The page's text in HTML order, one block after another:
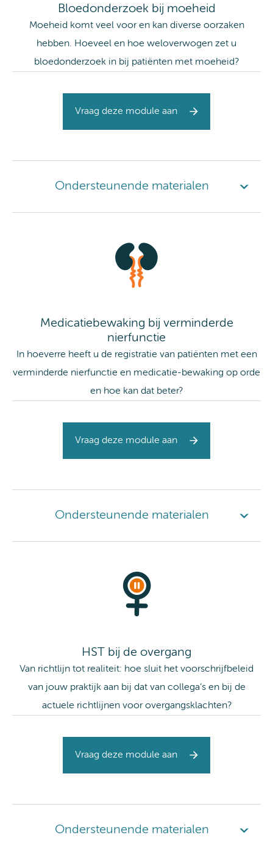
Bloedonderzoek bij moeheid
Moeheid komt veel voor en kan diverse oorzaken
hebben. Hoeveel en hoe weloverwogen zet u
bloedonderzoek in bij patiënten met moeheid?
Vraag deze module aan
Ondersteunende materialen
Medicatiebewaking bij verminderde
nierfunctie
In hoeverre heeft u de registratie van patiënten met een
verminderde nierfunctie en medicatie-bewaking op orde
en hoe kan dat beter?
Vraag deze module aan
Ondersteunende materialen
HST bij de overgang
Van richtlijn tot realiteit: hoe sluit het voorschrijfbeleid
van jouw praktijk aan bij dat van collega’s en bij de
actuele richtlijnen voor overgangsklachten?
Vraag deze module aan
Ondersteunende materialen